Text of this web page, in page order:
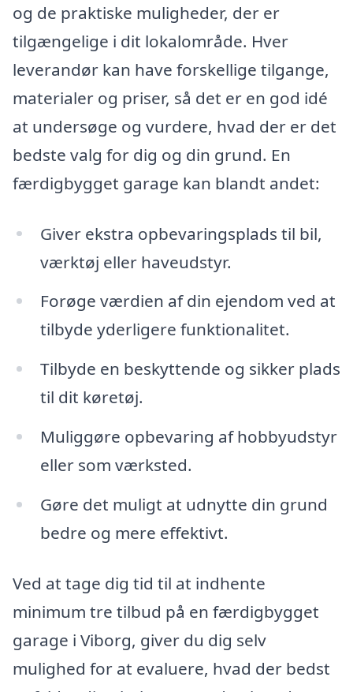
og de praktiske muligheder, der er
tilgængelige i dit lokalområde. Hver
leverandør kan have forskellige tilgange,
materialer og priser, så det er en god idé
at undersøge og vurdere, hvad der er det
bedste valg for dig og din grund. En
færdigbygget garage kan blandt andet:
Giver ekstra opbevaringsplads til bil,
værktøj eller haveudstyr.
Forøge værdien af din ejendom ved at
tilbyde yderligere funktionalitet.
Tilbyde en beskyttende og sikker plads
til dit køretøj.
Muliggøre opbevaring af hobbyudstyr
eller som værksted.
Gøre det muligt at udnytte din grund
bedre og mere effektivt.
Ved at tage dig tid til at indhente
minimum tre tilbud på en færdigbygget
garage i Viborg, giver du dig selv
mulighed for at evaluere, hvad der bedst